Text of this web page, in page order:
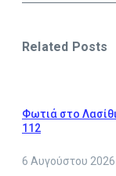
Related Posts
Φωτιά στο
112
6 Αυγούστου 2026